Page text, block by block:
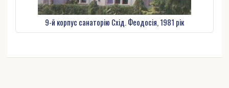
9-й корпус санаторію Схід. Феодосія, 1981 рік